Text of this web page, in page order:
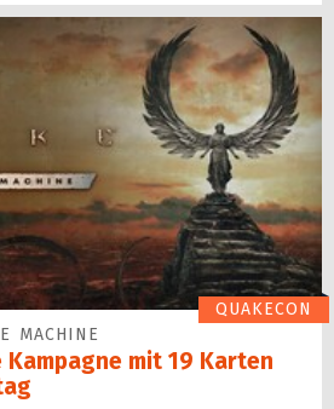
QUAKECON
MACHINE
mit 19 Karten